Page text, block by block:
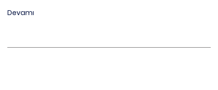
Devamı